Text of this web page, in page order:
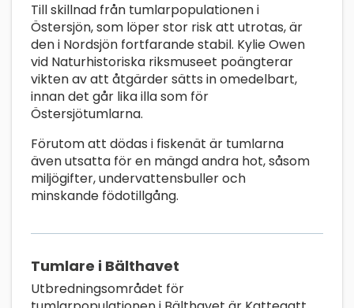
Till skillnad från tumlarpopulationen i
Östersjön, som löper stor risk att utrotas, är
den i Nordsjön fortfarande stabil. Kylie Owen
vid Naturhistoriska riksmuseet poängterar
vikten av att åtgärder sätts in omedelbart,
innan det går lika illa som för
Östersjötumlarna.
Förutom att dödas i fiskenät är tumlarna
även utsatta för en mängd andra hot, såsom
miljögifter, undervattensbuller och
minskande födotillgång.
Tumlare i Bälthavet
Utbredningsområdet för